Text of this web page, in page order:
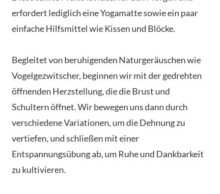
erfordert lediglich eine Yogamatte sowie ein paar
einfache Hilfsmittel wie Kissen und Blöcke.
Begleitet von beruhigenden Naturgeräuschen wie
Vogelgezwitscher, beginnen wir mit der gedrehten
öffnenden Herzstellung, die die Brust und
Schultern öffnet. Wir bewegen uns dann durch
verschiedene Variationen, um die Dehnung zu
vertiefen, und schließen mit einer
Entspannungsübung ab, um Ruhe und Dankbarkeit
zu kultivieren.